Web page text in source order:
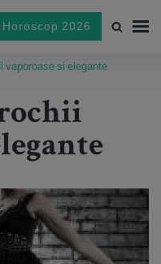
Horoscop 2026
vaporoase si elegante